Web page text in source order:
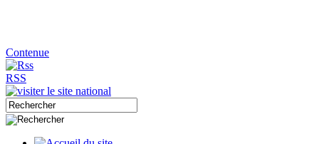
Contenue
RSS